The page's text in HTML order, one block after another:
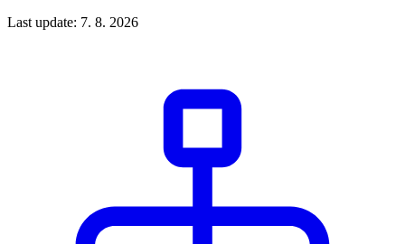
Last update: 7. 8. 2026